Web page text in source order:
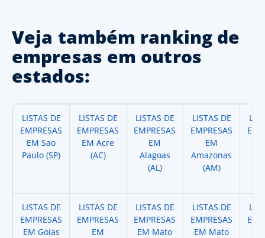
Veja também ranking de
empresas em outros
estados:
LISTAS DE
EMPRESAS
EM Sao
Paulo (SP)
LISTAS DE
EMPRESAS
EM Acre
(AC)
LISTAS DE
EMPRESAS
EM
Alagoas
(AL)
LISTAS DE
EMPRESAS
EM
Amazonas
(AM)
LISTAS DE
EMPRESAS
EM Goias
LISTAS DE
EMPRESAS
EM
LISTAS DE
EMPRESAS
EM Mato
LISTAS DE
EMPRESAS
EM Mato